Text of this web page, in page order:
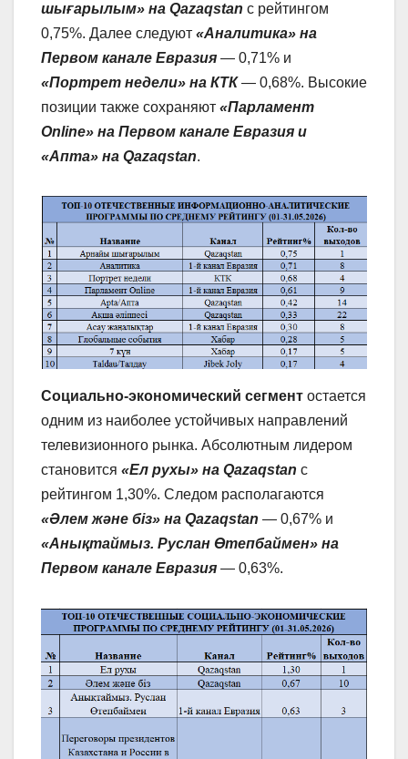
шығарылым» на Qazaqstan с рейтингом
0,75%. Далее следуют «Аналитика» на
Первом канале Евразия — 0,71% и
«Портрет недели» на КТК— 0,68%. Высокие
позиции также сохраняют «Парламент
Online» на Первом канале Евразия и
«Апта» на Qazaqstan.
Социально-экономический сегмент остается
одним из наиболее устойчивых направлений
телевизионного рынка. Абсолютным лидером
становится «Ел рухы» на Qazaqstan с
рейтингом 1,30%. Следом располагаются
«Әлем және біз» на Qazaqstan — 0,67% и
«Анықтаймыз. Руслан Өтепбаймен» на
Первом канале Евразия — 0,63%.